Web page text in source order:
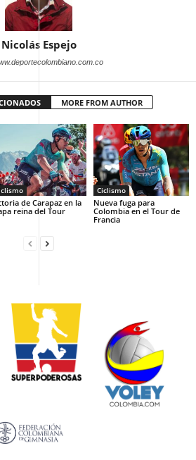
Nicolás Espejo
MORE FROM AUTHOR
de Carapaz en la
reina del Tour
Ciclismo
Nueva fuga para
Colombia en el Tour de
Francia